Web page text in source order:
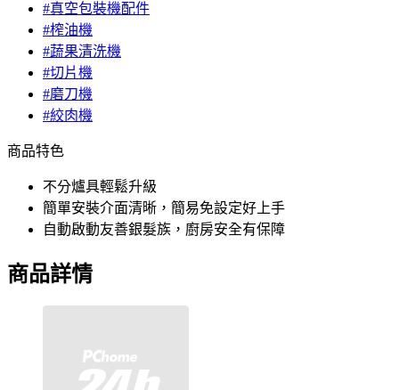
#真空包裝機配件
#榨油機
#蔬果清洗機
#切片機
#磨刀機
#絞肉機
商品特色
不分爐具輕鬆升級
簡單安裝介面清晰，簡易免設定好上手
自動啟動友善銀髮族，廚房安全有保障
商品詳情